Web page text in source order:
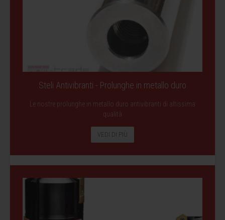
Steli Antivibranti - Prolunghe in metallo duro
Le nostre prolunghe in metallo duro antivibranti di altissima
qualità
VEDI DI PIÙ